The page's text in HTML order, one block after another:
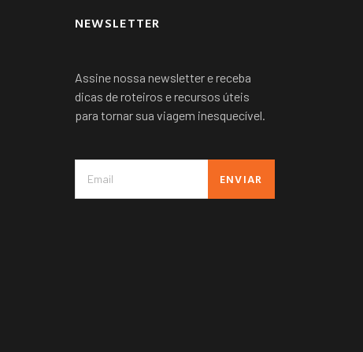
NEWSLETTER
Assine nossa newsletter e receba
dicas de roteiros e recursos úteis
para tornar sua viagem inesquecível.
ENVIAR